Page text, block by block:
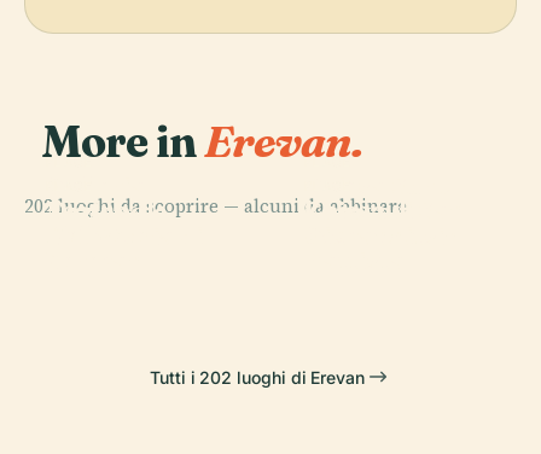
More inErevan.
202 luoghi da scoprire — alcuni da abbinare.
Nazionale
Zoravor
Teatro
Chiesa di San
Tutti i 202 luoghi di Erevan